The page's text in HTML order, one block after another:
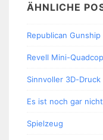
ÄHNLICHE
Republican Gunship
Revell Mini-
Sinnvoller 3D-Druck
Es ist noch gar
Spielzeug